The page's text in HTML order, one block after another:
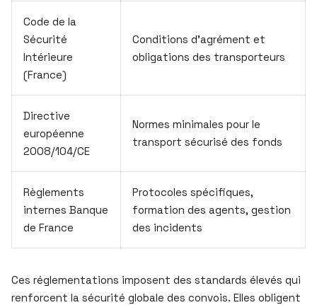
Code de la
Sécurité
Intérieure
(France)
Conditions d’agrément et
obligations des transporteurs
Directive
européenne
2008/104/CE
Normes minimales pour le
transport sécurisé des fonds
Règlements
internes Banque
de France
Protocoles spécifiques,
formation des agents, gestion
des incidents
Ces réglementations imposent des standards élevés qui
renforcent la sécurité globale des convois. Elles obligent